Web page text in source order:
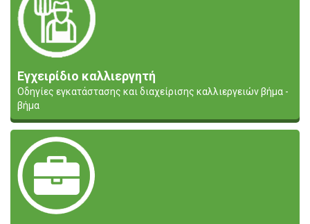
Εγχειρίδιο καλλιεργητή
Οδηγίες εγκατάστασης και διαχείρισης καλλιεργειών βήμα -
βήμα